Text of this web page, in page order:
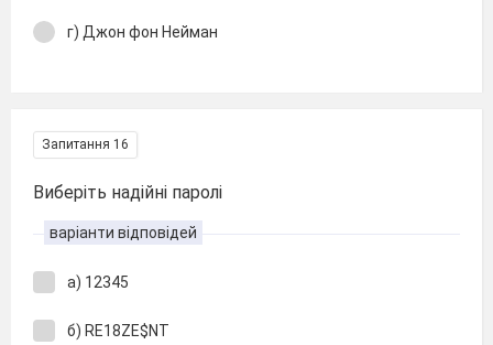
г) Джон фон Нейман
Запитання 16
Виберіть надійні паролі
варіанти відповідей
а) 12345
б) RE18ZE$NT